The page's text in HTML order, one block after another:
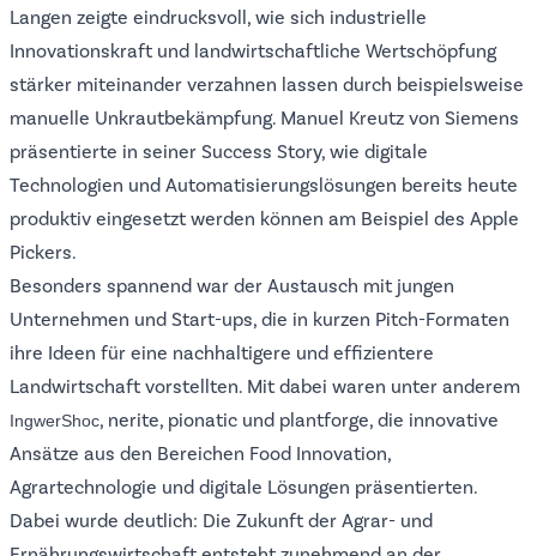
Langen zeigte eindrucksvoll, wie sich industrielle
Innovationskraft und landwirtschaftliche Wertschöpfung
stärker miteinander verzahnen lassen durch beispielsweise
manuelle Unkrautbekämpfung. Manuel Kreutz von Siemens
präsentierte in seiner Success Story, wie digitale
Technologien und Automatisierungslösungen bereits heute
produktiv eingesetzt werden können am Beispiel des Apple
Pickers.
Besonders spannend war der Austausch mit jungen
Unternehmen und Start-ups, die in kurzen Pitch-Formaten
ihre Ideen für eine nachhaltigere und effizientere
Landwirtschaft vorstellten. Mit dabei waren unter anderem
IngwerShoc, nerite, pionatic und plantforge, die innovative
Ansätze aus den Bereichen Food Innovation,
Agrartechnologie und digitale Lösungen präsentierten.
Dabei wurde deutlich: Die Zukunft der Agrar- und